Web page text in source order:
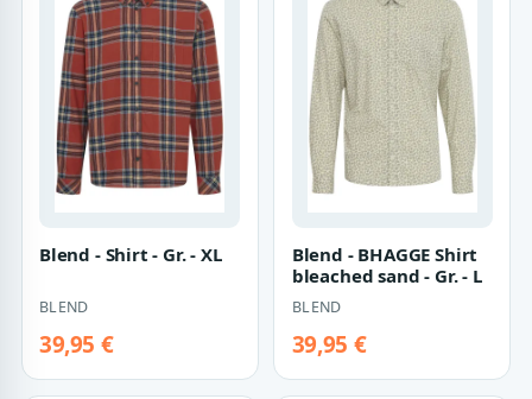
Blend - Shirt - Gr. - XL
BLEND
39,95 €
Blend - BHAGGE Shirt
bleached sand - Gr. - L
BLEND
39,95 €